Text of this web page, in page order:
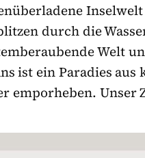
durch die
Welt
ist ein Paradies
emporheben. Unser